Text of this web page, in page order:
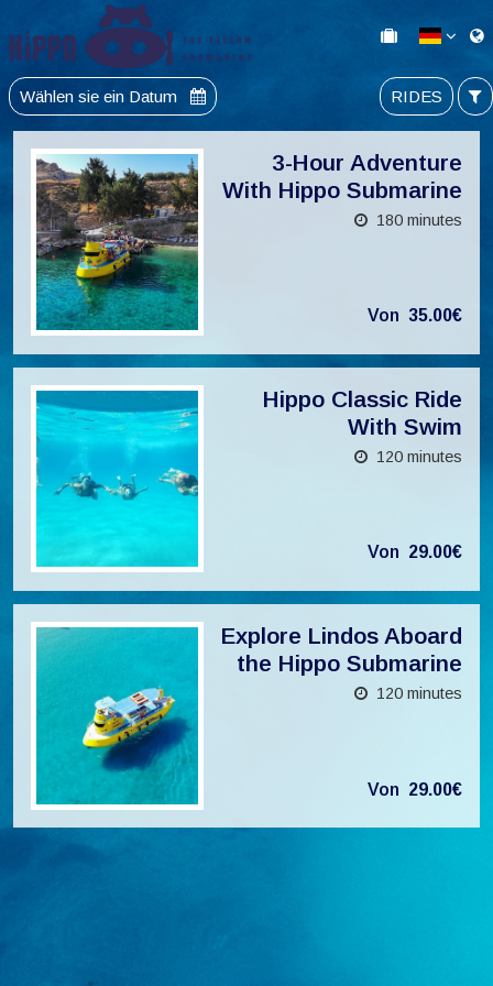
Wählen sie ein Datum RIDES
3-Hour Adventure
With Hippo Submarine
180 minutes
Von 35.00€
Hippo Classic Ride
With Swim
120 minutes
Von 29.00€
Explore Lindos Aboard
the Hippo Submarine
120 minutes
Von 29.00€